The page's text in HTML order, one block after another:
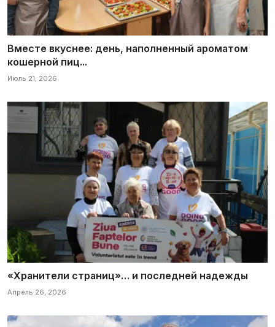
Вместе вкуснее: день, наполненный ароматом
кошерной пиц...
Июль 21, 2026
«Хранители страниц»… и последней надежды
Апрель 26, 2026